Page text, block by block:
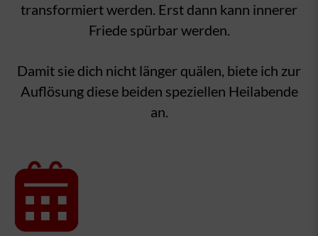
transformiert werden. Erst dann kann innerer
Friede spürbar werden.
Damit sie dich nicht länger quälen, biete ich zur
Auflösung diese beiden speziellen Heilabende
an.